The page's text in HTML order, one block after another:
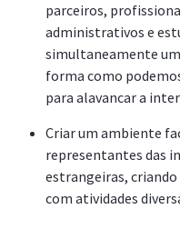
parceiros,
administrativos e
simultaneamente
forma como
para alavancar a
Criar um ambiente
representantes das
estrangeiras,
com atividades